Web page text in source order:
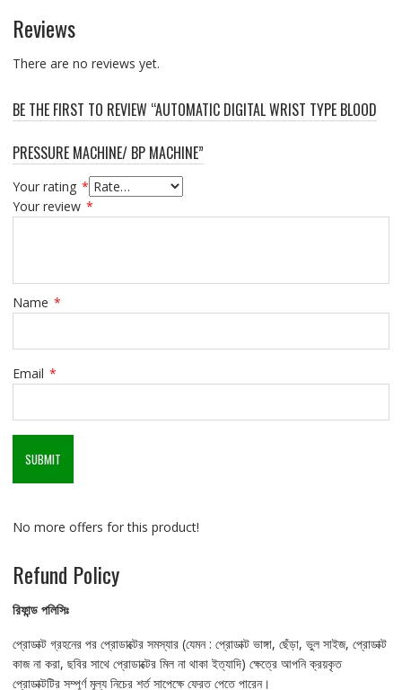
Reviews
There are no reviews yet.
BE THE FIRST TO REVIEW “AUTOMATIC DIGITAL WRIST TYPE BLOOD
PRESSURE MACHINE/ BP MACHINE”
Your rating *
Your review *
Name *
Email *
No more offers for this product!
Refund Policy
রিফান্ড পলিসিঃ
প্রোডাক্ট গ্রহনের পর প্রোডাক্টের সমস্যার (যেমন : প্রোডাক্ট ভাঙ্গা, ছেঁড়া, ভুল সাইজ, প্রোডাক্ট
কাজ না করা, ছবির সাথে প্রোডাক্টের মিল না থাকা ইত্যাদি) ক্ষেত্রে আপনি ক্রয়কৃত
প্রোডাক্টটির সম্পূর্ণ মূল্য নিচের শর্ত সাপেক্ষে ফেরত পেতে পারেন।